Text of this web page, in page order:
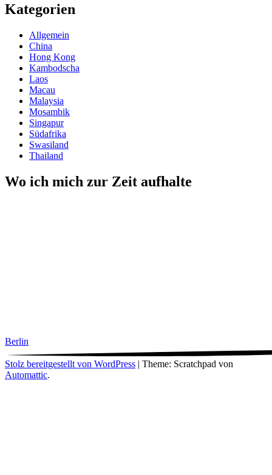
Kategorien
Allgemein
China
Hong Kong
Kambodscha
Laos
Macau
Malaysia
Mosambik
Singapur
Südafrika
Swasiland
Thailand
Wo ich mich zur Zeit aufhalte
Berlin
Stolz bereitgestellt von WordPress | Theme: Scratchpad von
Automattic.